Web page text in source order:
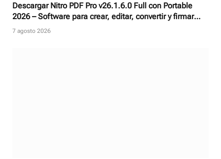
Descargar Nitro PDF Pro v26.1.6.0 Full con Portable
2026 – Software para crear, editar, convertir y firmar
documentos PDF
7 agosto 2026